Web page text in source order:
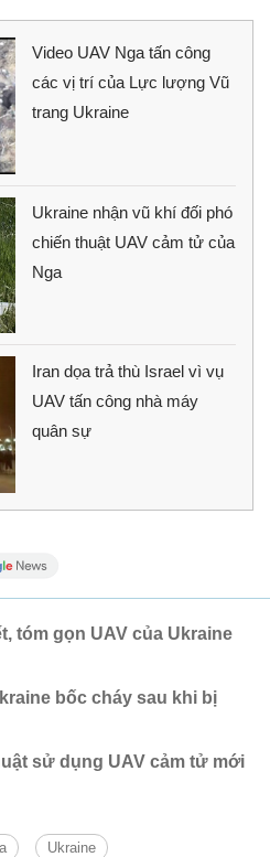
Video UAV Nga tấn công
các vị trí của Lực lượng Vũ
trang Ukraine
Ukraine nhận vũ khí đối phó
chiến thuật UAV cảm tử của
Nga
Iran dọa trả thù Israel vì vụ
UAV tấn công nhà máy
quân sự
tóm gọn UAV của Ukraine
bốc cháy sau khi bị
sử dụng UAV cảm tử mới
Ukraine